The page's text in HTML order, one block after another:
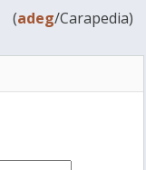
(adeg/Carapedia)